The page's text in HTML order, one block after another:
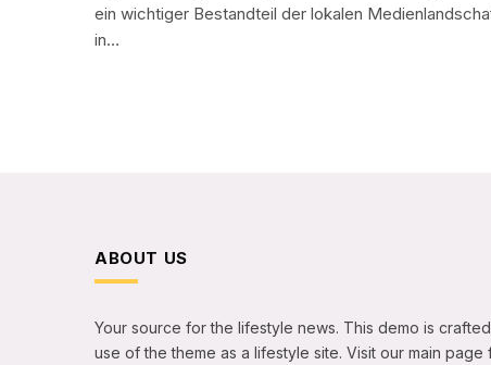
ein wichtiger Bestandteil der lokalen
in…
ABOUT US
Your source for the lifestyle news. This demo is
use of the theme as a lifestyle site. Visit our main page